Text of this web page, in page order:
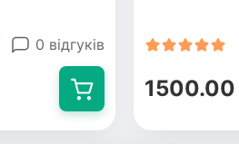
0 відгуків
1500.00